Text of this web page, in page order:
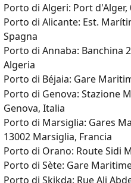
Porto di Algeri: Port d'Alger,
Porto di Alicante: Est.
Spagna
Porto di Annaba: Banchina
Algeria
Porto di Béjaia: Gare
Porto di Genova: Stazione
Genova, Italia
Porto di Marsiglia: Gares
13002 Marsiglia, Francia
Porto di Orano: Route Sidi
Porto di Sète: Gare
Porto di Skikda: Rue Ali